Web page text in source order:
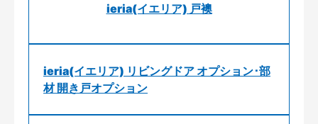
ieria(イエリア) 戸襖
ieria(イエリア) リビングドア オプション･部
材 開き戸オプション